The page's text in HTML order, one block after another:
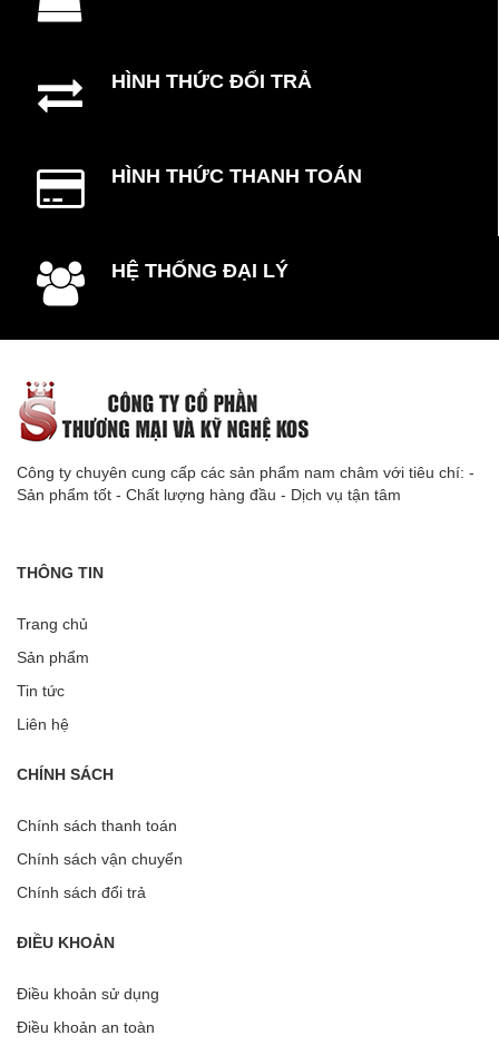
HÌNH THỨC ĐỔI TRẢ
HÌNH THỨC THANH TOÁN
HỆ THỐNG ĐẠI LÝ
Công ty chuyên cung cấp các sản phẩm nam châm với tiêu chí: -
Sản phẩm tốt - Chất lượng hàng đầu - Dịch vụ tận tâm
THÔNG TIN
Trang chủ
Sản phẩm
Tin tức
Liên hệ
CHÍNH SÁCH
Chính sách thanh toán
Chính sách vận chuyển
Chính sách đổi trả
ĐIỀU KHOẢN
Điều khoản sử dụng
Điều khoản an toàn